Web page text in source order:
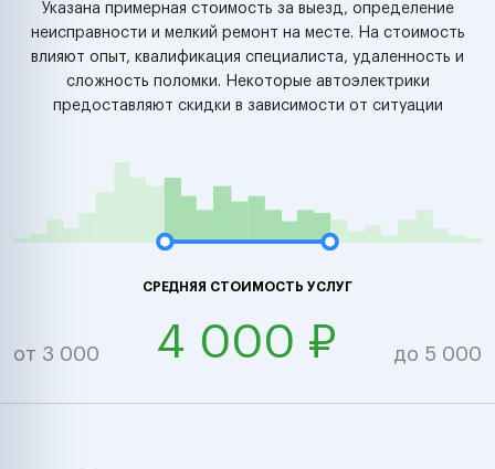
Указана примерная стоимость за выезд, определение
неисправности и мелкий ремонт на месте. На стоимость
влияют опыт, квалификация специалиста, удаленность и
сложность поломки. Некоторые автоэлектрики
предоставляют скидки в зависимости от ситуации
СРЕДНЯЯ СТОИМОСТЬ УСЛУГ
от 3 000 4 000 ₽ до 5 000